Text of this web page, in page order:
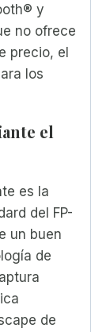
y
no ofrece
precio, el
los
el
es la
del FP-
un buen
de
de